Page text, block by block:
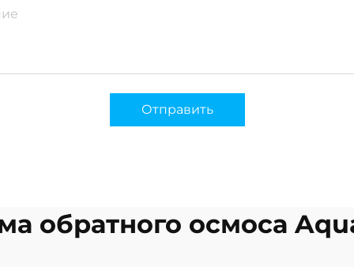
Отправить
обратного осмоса